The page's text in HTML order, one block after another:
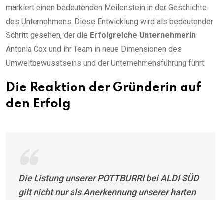
markiert einen bedeutenden Meilenstein in der Geschichte
des Unternehmens. Diese Entwicklung wird als bedeutender
Schritt gesehen, der die Erfolgreiche Unternehmerin
Antonia Cox und ihr Team in neue Dimensionen des
Umweltbewusstseins und der Unternehmensführung führt.
Die Reaktion der Gründerin auf
den Erfolg
Die Listung unserer POTTBURRI bei ALDI SÜD
gilt nicht nur als Anerkennung unserer harten